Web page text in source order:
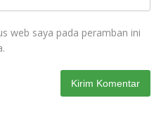
web saya pada peramban ini